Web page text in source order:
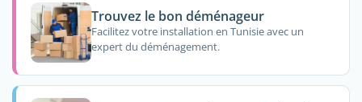
Trouvez le bon déménageur
Facilitez votre installation en Tunisie avec un
expert du déménagement.